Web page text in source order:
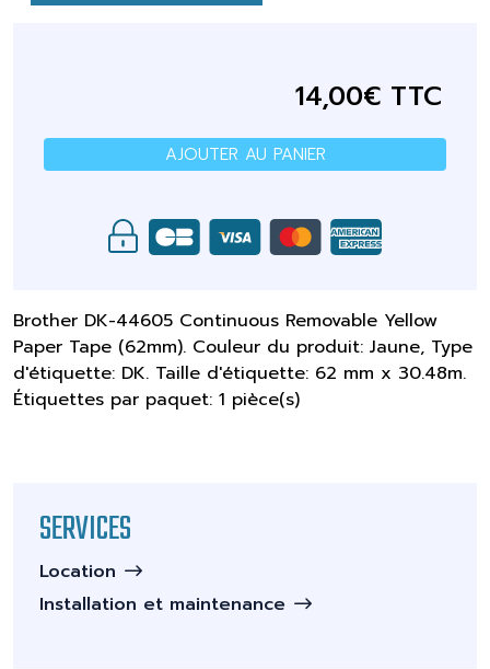
14,00€ TTC
AJOUTER AU PANIER
Brother DK-44605 Continuous Removable Yellow
Paper Tape (62mm). Couleur du produit: Jaune, Type
d'étiquette: DK. Taille d'étiquette: 62 mm x 30.48m.
Étiquettes par paquet: 1 pièce(s)
SERVICES
Location
Installation et maintenance